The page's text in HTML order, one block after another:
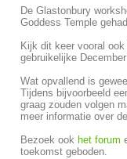
De Glastonbury
Goddess Temple
Kijk dit keer vooral
gebruikelijke
Wat opvallend is
Tijdens bijvoorbeeld
graag zouden volgen
meer informatie over
Bezoek ook het forum
toekomst geboden.